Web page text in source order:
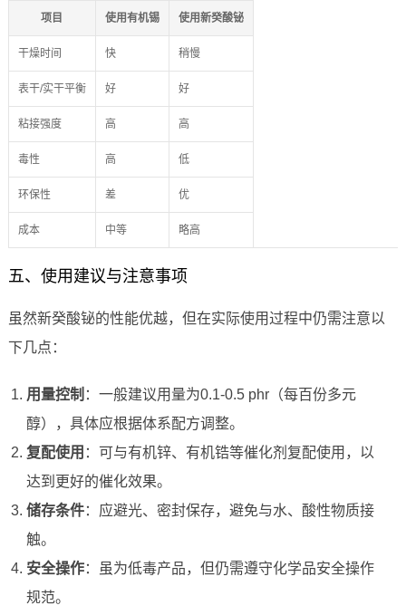
项目 使用有机锡 使用新癸酸铋
干燥时间 快 稍慢
表干/实干平衡 好 好
粘接强度 高 高
毒性 高 低
环保性 差 优
成本 中等 略高
五、使用建议与注意事项
虽然新癸酸铋的性能优越，但在实际使用过程中仍需注意以
下几点：
用量控制 ：一般建议用量为0.1-0.5 phr（每百份多元
醇），具体应根据体系配方调整。
复配使用 ：可与有机锌、有机锆等催化剂复配使用，以
达到更好的催化效果。
储存条件：应避光、密封保存，避免与水、酸性物质接
触。
安全操作：虽为低毒产品，但仍需遵守化学品安全操作
规范。